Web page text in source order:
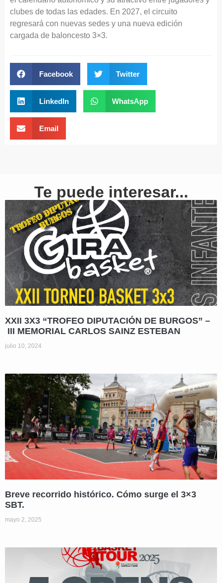
clubes de todas las edades. En 2027, el circuito
regresará con nuevas sedes y una nueva edición
cargada de baloncesto 3×3.
Facebook Twitter
LinkedIn WhatsApp
Email
Te puede interesar...
XXII 3X3 “TROFEO DIPUTACIÓN DE BURGOS” –
III MEMORIAL CARLOS SAINZ ESTEBAN
julio 10, 2024
Breve recorrido histórico. Cómo surge el 3×3
SBT.
mayo 2, 2025